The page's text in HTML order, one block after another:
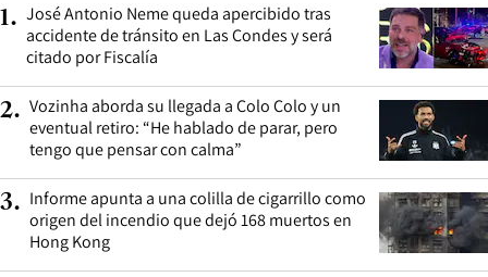
1. José Antonio Neme queda apercibido tras
accidente de tránsito en Las Condes y será
citado por Fiscalía
2. Vozinha aborda su llegada a Colo Colo y un
eventual retiro: “He hablado de parar, pero
tengo que pensar con calma”
3. Informe apunta a una colilla de cigarrillo como
origen del incendio que dejó 168 muertos en
Hong Kong